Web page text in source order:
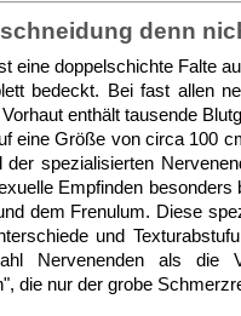
denn
eine doppelschichte Falte
bedeckt. Bei fast allen
enthält tausende
eine Größe von circa 100
der spezialisierten
Empfinden
dem Frenulum. Diese
und
Nervenenden als die
die nur der grobe